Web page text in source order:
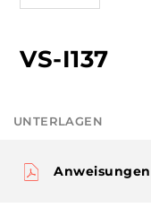
VS-I137
UNTERLAGEN
Anweisungen